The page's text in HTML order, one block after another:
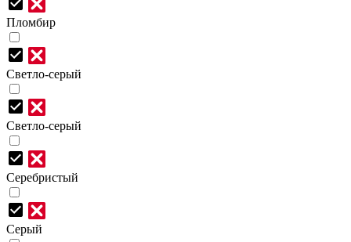
Пломбир
Светло-серый
Светло-серый
Серебристый
Серый